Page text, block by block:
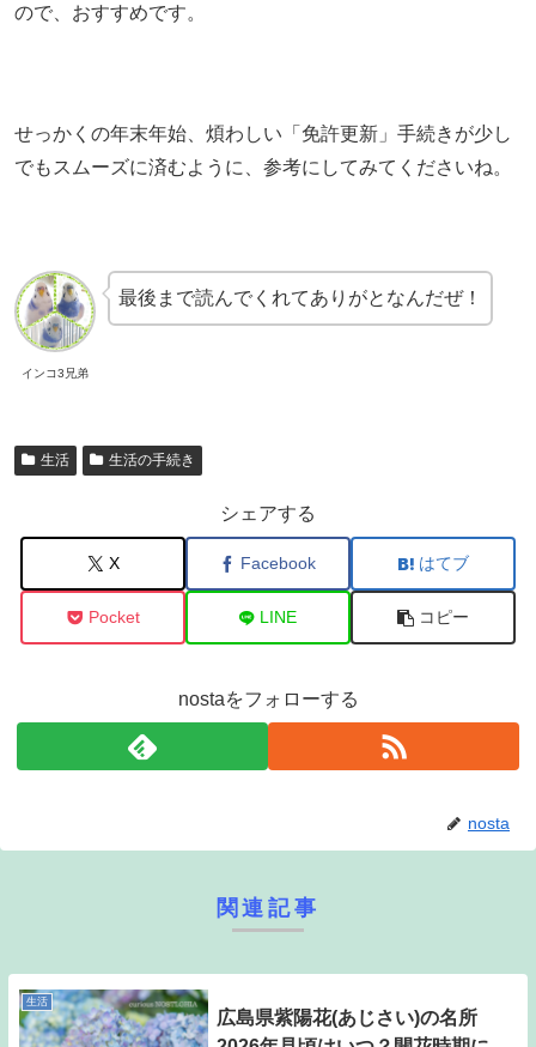
ので、おすすめです。
せっかくの年末年始、煩わしい「免許更新」手続きが少し
でもスムーズに済むように、参考にしてみてくださいね。
インコ3兄弟
最後まで読んでくれてありがとなんだぜ！
生活 生活の手続き
シェアする
X Facebook はてブ
Pocket LINE コピー
nostaをフォローする
nosta
関連記事
生活
広島県紫陽花(あじさい)の名所